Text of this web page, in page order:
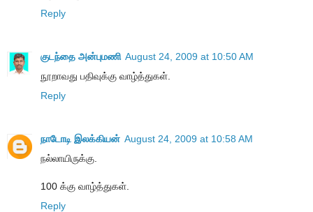
Reply
குடந்தை அன்புமணி August 24, 2009 at 10:50 AM
நூறாவது பதிவுக்கு வாழ்த்துகள்.
Reply
நாடோடி இலக்கியன் August 24, 2009 at 10:58 AM
நல்லாயிருக்கு.
100 க்கு வாழ்த்துகள்.
Reply